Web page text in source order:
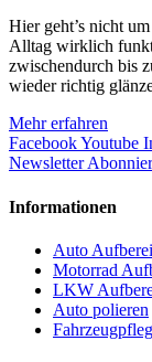
Hier geht’s nicht
Alltag wirklich
zwischendurch bis
wieder richtig
Mehr erfahren
FacebookYoutube
Newsletter
Informationen
Auto
Motorrad
LKW
Auto polieren